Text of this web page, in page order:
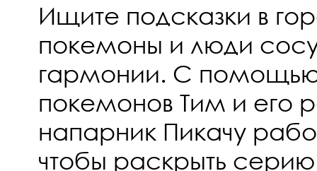
Ищите подсказки в
покемоны и люди
гармонии. С помощью
покемонов Тим и его
напарник Пикачу
чтобы раскрыть серию